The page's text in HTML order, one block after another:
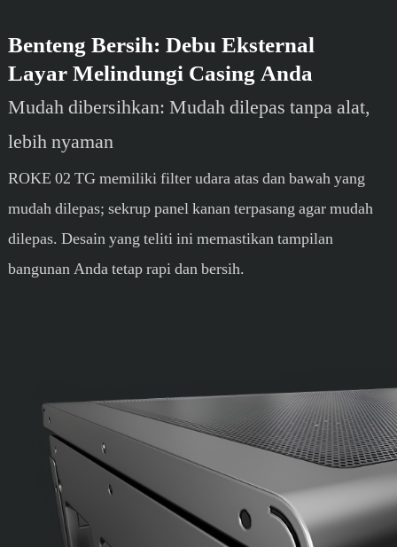
Benteng Bersih: Debu Eksternal
Layar Melindungi Casing Anda
Mudah dibersihkan: Mudah dilepas tanpa alat,
lebih nyaman
ROKE 02 TG memiliki filter udara atas dan bawah yang
mudah dilepas; sekrup panel kanan terpasang agar mudah
dilepas. Desain yang teliti ini memastikan tampilan
bangunan Anda tetap rapi dan bersih.